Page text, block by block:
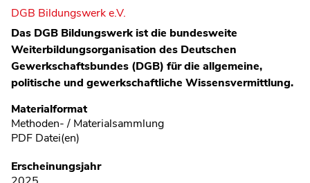
DGB Bildungswerk e.V.
Das DGB Bildungswerk ist die bundesweite
Weiterbildungsorganisation des Deutschen
Gewerkschaftsbundes (DGB) für die allgemeine,
politische und gewerkschaftliche Wissensvermittlung.
Metadaten
Materialformat
Methoden- / Materialsammlung
PDF Datei(en)
Erscheinungsjahr